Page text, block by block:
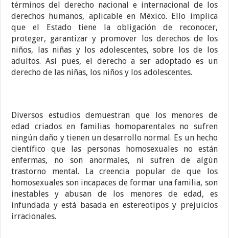
términos del derecho nacional e internacional de los
derechos humanos, aplicable en México. Ello implica
que el Estado tiene la obligación de reconocer,
proteger, garantizar y promover los derechos de los
niños, las niñas y los adolescentes, sobre los de los
adultos. Así pues, el derecho a ser adoptado es un
derecho de las niñas, los niños y los adolescentes.
Diversos estudios demuestran que los menores de
edad criados en familias homoparentales no sufren
ningún daño y tienen un desarrollo normal. Es un hecho
científico que las personas homosexuales no están
enfermas, no son anormales, ni sufren de algún
trastorno mental. La creencia popular de que los
homosexuales son incapaces de formar una familia, son
inestables y abusan de los menores de edad, es
infundada y está basada en estereotipos y prejuicios
irracionales.